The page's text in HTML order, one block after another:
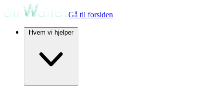
Gå til forsiden
Hvem vi hjelper